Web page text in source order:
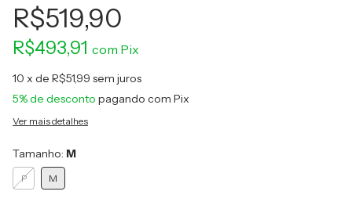
R$519,90
R$493,91 com Pix
10 x de R$51,99 sem juros
5% de desconto pagando com Pix
Ver mais detalhes
Tamanho: M
P M